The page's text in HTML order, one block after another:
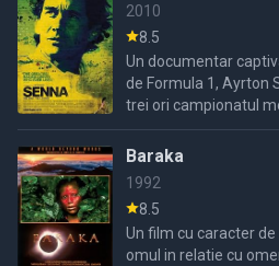
2010
8.5
Un documentar
de Formula 1, Ayrton
trei ori campionatul
sa la vârsta de 34 de
Baraka
1992
8.5
Un film cu caracter
omul in relatie cu